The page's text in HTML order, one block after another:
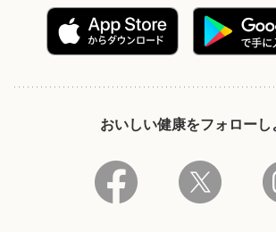
おいしい健康をフォローし